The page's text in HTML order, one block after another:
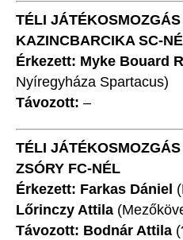
TÉLI
KAZINCBARCIKA SC-
Érkezett: Myke Bouard
Nyíregyháza Spartacus)
Távozott: –
TÉLI
ZSÓRY FC-NÉL
Érkezett: Farkas Dániel
Lőrinczy Attila
Távozott: Bodnár Attila